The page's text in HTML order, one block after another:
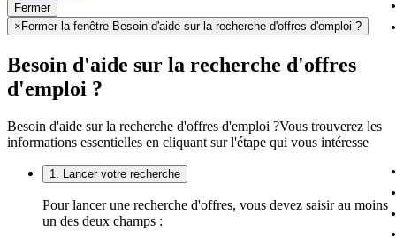
Fermer
× Fermer la fenêtre Besoin d'aide sur la recherche d'offres d'emploi ?
Besoin d'aide sur la recherche d'offres
d'emploi ?
Besoin d'aide sur la recherche d'offres d'emploi ?Vous trouverez les
informations essentielles en cliquant sur l'étape qui vous intéresse
1. Lancer votre recherche
Pour lancer une recherche d'offres, vous devez saisir au moins
un des deux champs :